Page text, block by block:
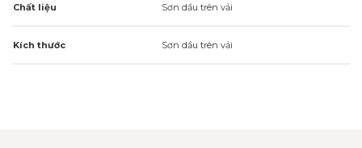
Chất liệu Sơn dầu trên vải
Kích thước Sơn dầu trên vải